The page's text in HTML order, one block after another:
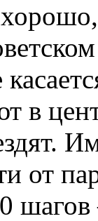
в
от